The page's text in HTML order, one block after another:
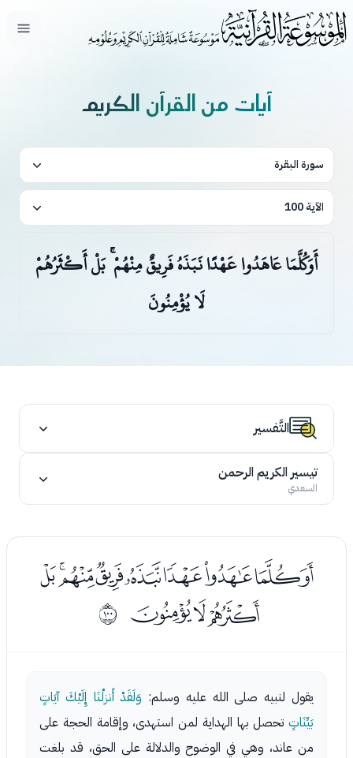
فتح
آيات من القرآن الكريم
سورة البقرة
الآية 100
أَوَكُلَّمَا عَاهَدُوا عَهْدًا نَبَذَهُ فَرِيقٌ مِنْهُمْ ۚ بَلْ أَكْثَرُهُمْ
لَا يُؤْمِنُونَ
التَّفسير
تيسير الكريم الرحمن
السعدي
ﯗﯘﯙﯚﯛﯜﯝﯞ
ﯟﯠﯡ ﱣ
يقول لنبيه صلى الله عليه وسلم: وَلَقَدْ أَنزلْنَا إِلَيْكَ آيَاتٍ
بَيِّنَاتٍ تحصل بها الهداية لمن استهدى، وإقامة الحجة على
من عاند، وهي في الوضوح والدلالة على الحق، قد بلغت